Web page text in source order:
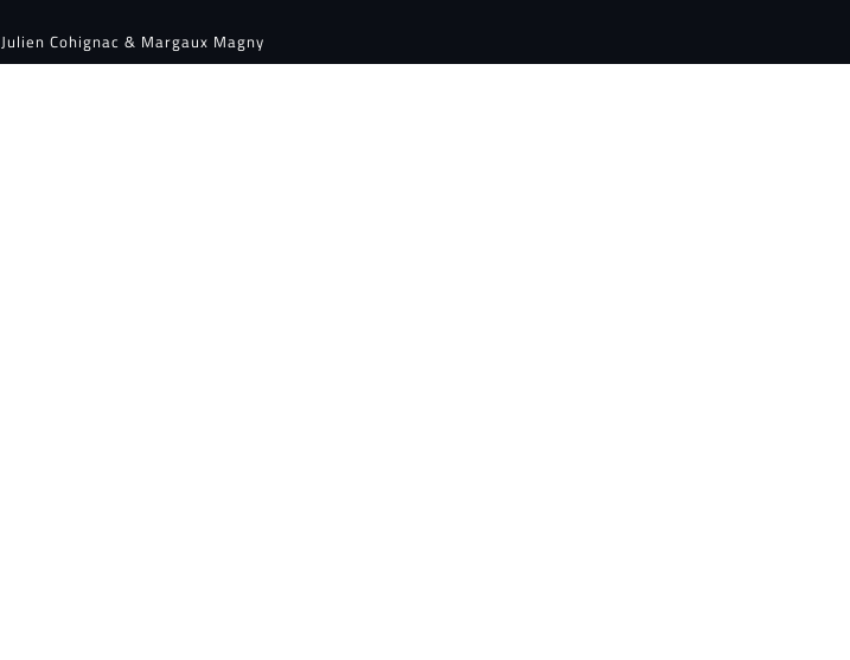
Julien Cohignac & Margaux Magny